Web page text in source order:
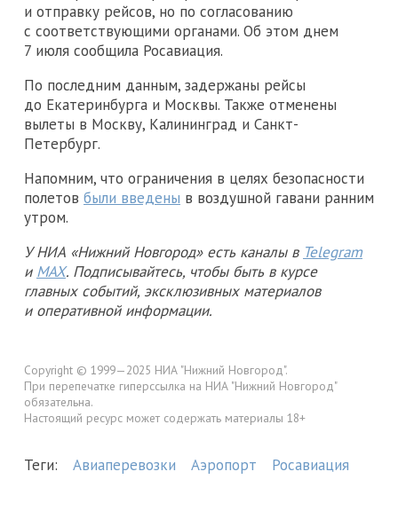
и отправку рейсов, но по согласованию
с соответствующими органами. Об этом днем
7 июля сообщила Росавиация.
По последним данным, задержаны рейсы
до Екатеринбурга и Москвы. Также отменены
вылеты в Москву, Калининград и Санкт-
Петербург.
Напомним, что ограничения в целях безопасности
полетов были введены в воздушной гавани ранним
утром.
У НИА «Нижний Новгород» есть каналы в Telegram
и MAX. Подписывайтесь, чтобы быть в курсе
главных событий, эксклюзивных материалов
и оперативной информации.
Copyright © 1999—2025 НИА "Нижний Новгород".
При перепечатке гиперссылка на НИА "Нижний Новгород"
обязательна.
Настоящий ресурс может содержать материалы 18+
Теги: Авиаперевозки Аэропорт Росавиация